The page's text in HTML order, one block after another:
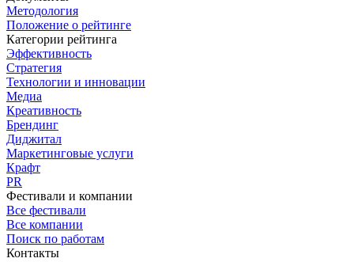
Методология
Положение о рейтинге
Категории рейтинга
Эффективность
Стратегия
Технологии и инновации
Медиа
Креативность
Брендинг
Диджитал
Маркетинговые услуги
Крафт
PR
Фестивали и компании
Все фестивали
Все компании
Поиск по работам
Контакты